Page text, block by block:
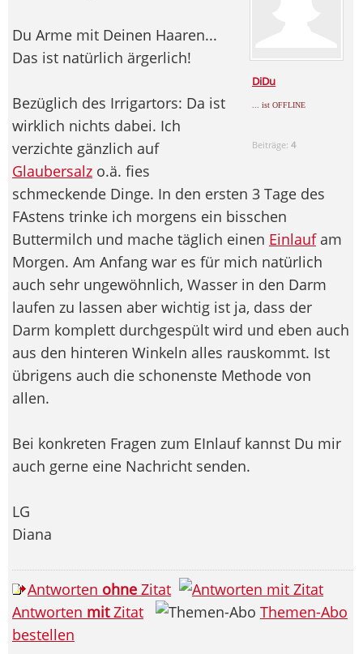
DiDu
... ist OFFLINE
Beiträge:4
Du Arme mit Deinen Haaren...
Das ist natürlich ärgerlich!
Bezüglich des Irrigartors: Da ist
wirklich nichts dabei. Ich
verzichte gänzlich auf
Glaubersalz o.ä. fies
schmeckende Dinge. In den ersten 3 Tage des
FAstens trinke ich morgens ein bisschen
Buttermilch und mache täglich einen Einlaufam
Morgen. Am Anfang war es für mich natürlich
auch sehr ungewöhnlich, Wasser in den Darm
laufen zu lassen aber wichtig ist ja, dass der
Darm komplett durchgespült wird und eben auch
aus den hinteren Winkeln alles rauskommt. Ist
übrigens auch die schonenste Methode von
allen.
Bei konkreten Fragen zum EInlauf kannst Du mir
auch gerne eine Nachricht senden.
LG
Diana
Antworten ohne Zitat
Antworten mitZitat
Themen-Abo
bestellen